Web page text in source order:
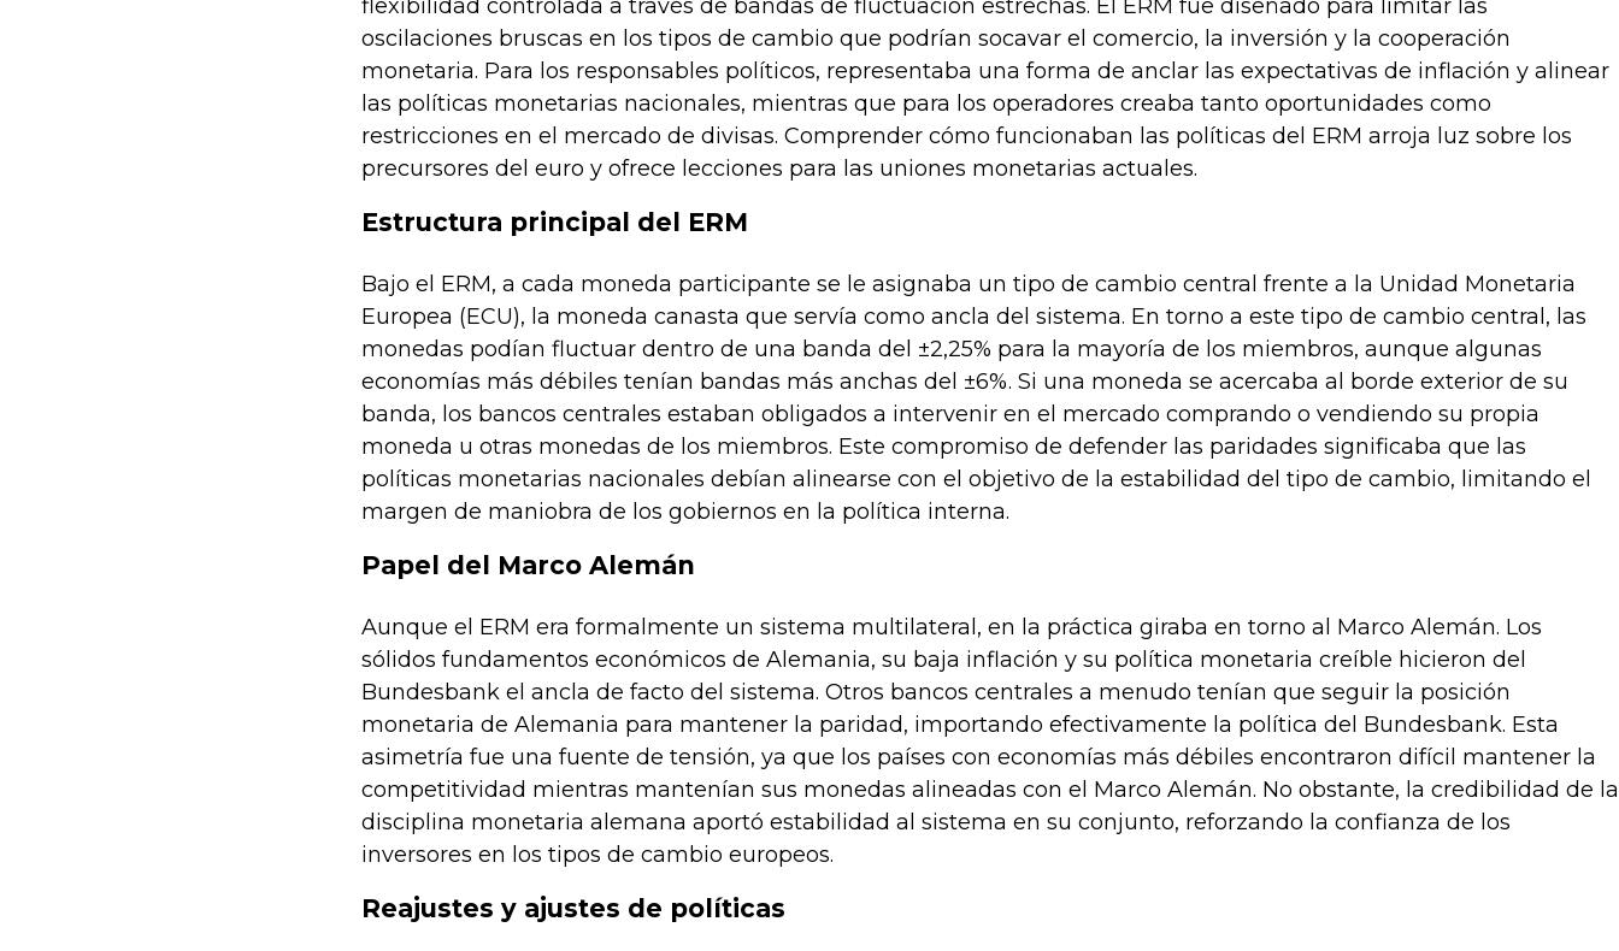
flexibilidad controlada a través de bandas de fluctuación estrechas. El ERM fue diseñado para limitar las
oscilaciones bruscas en los tipos de cambio que podrían socavar el comercio, la inversión y la cooperación
monetaria. Para los responsables políticos, representaba una forma de anclar las expectativas de inflación y alinear
las políticas monetarias nacionales, mientras que para los operadores creaba tanto oportunidades como
restricciones en el mercado de divisas. Comprender cómo funcionaban las políticas del ERM arroja luz sobre los
precursores del euro y ofrece lecciones para las uniones monetarias actuales.
Estructura principal del ERM
Bajo el ERM, a cada moneda participante se le asignaba un tipo de cambio central frente a la Unidad Monetaria
Europea (ECU), la moneda canasta que servía como ancla del sistema. En torno a este tipo de cambio central, las
monedas podían fluctuar dentro de una banda del ±2,25% para la mayoría de los miembros, aunque algunas
economías más débiles tenían bandas más anchas del ±6%. Si una moneda se acercaba al borde exterior de su
banda, los bancos centrales estaban obligados a intervenir en el mercado comprando o vendiendo su propia
moneda u otras monedas de los miembros. Este compromiso de defender las paridades significaba que las
políticas monetarias nacionales debían alinearse con el objetivo de la estabilidad del tipo de cambio, limitando el
margen de maniobra de los gobiernos en la política interna.
Papel del Marco Alemán
Aunque el ERM era formalmente un sistema multilateral, en la práctica giraba en torno al Marco Alemán. Los
sólidos fundamentos económicos de Alemania, su baja inflación y su política monetaria creíble hicieron del
Bundesbank el ancla de facto del sistema. Otros bancos centrales a menudo tenían que seguir la posición
monetaria de Alemania para mantener la paridad, importando efectivamente la política del Bundesbank. Esta
asimetría fue una fuente de tensión, ya que los países con economías más débiles encontraron difícil mantener la
competitividad mientras mantenían sus monedas alineadas con el Marco Alemán. No obstante, la credibilidad de la
disciplina monetaria alemana aportó estabilidad al sistema en su conjunto, reforzando la confianza de los
inversores en los tipos de cambio europeos.
Reajustes y ajustes de políticas